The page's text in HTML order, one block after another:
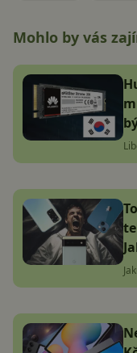
Mohlo by vás